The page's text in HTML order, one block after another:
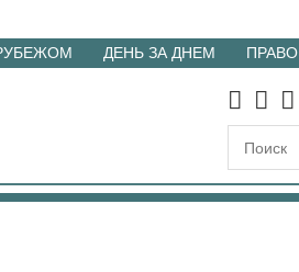
ДЕНЬ ЗА ДНЕМ ПРАВО